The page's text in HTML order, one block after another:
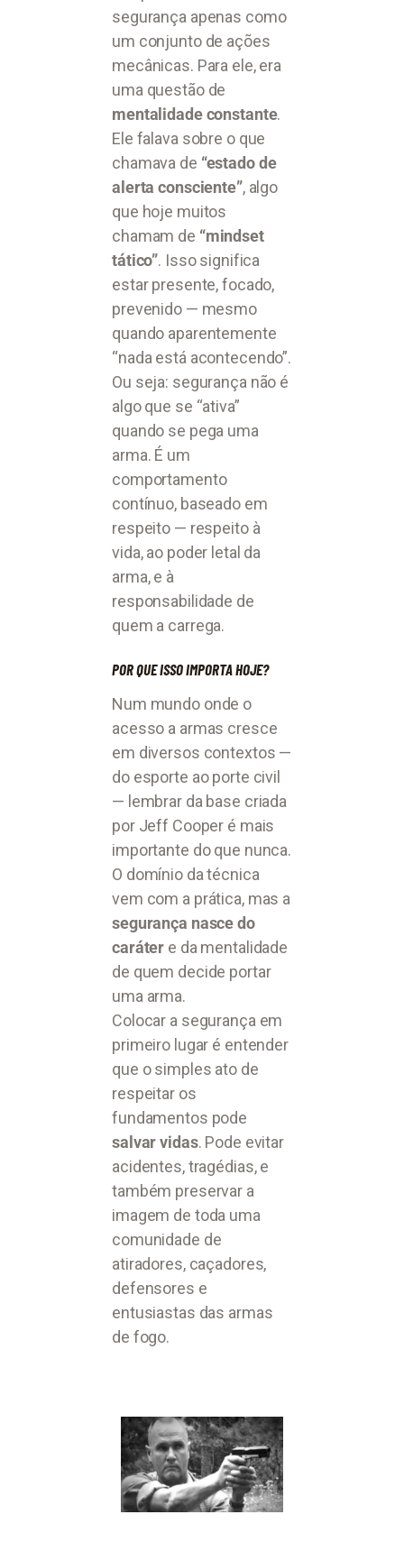
segurança apenas como
um conjunto de ações
mecânicas. Para ele, era
uma questão de
mentalidade constante.
Ele falava sobre o que
chamava de “estado de
alerta consciente”, algo
que hoje muitos
chamam de “mindset
tático”. Isso significa
estar presente, focado,
prevenido — mesmo
quando aparentemente
“nada está acontecendo”.
Ou seja: segurança não é
algo que se “ativa”
quando se pega uma
arma. É um
comportamento
contínuo, baseado em
respeito — respeito à
vida, ao poder letal da
arma, e à
responsabilidade de
quem a carrega.
POR QUE ISSO IMPORTA HOJE?
Num mundo onde o
acesso a armas cresce
em diversos contextos —
do esporte ao porte civil
— lembrar da base criada
por Jeff Cooper é mais
importante do que nunca.
O domínio da técnica
vem com a prática, mas a
segurança nasce do
caráter e da mentalidade
de quem decide portar
uma arma.
Colocar a segurança em
primeiro lugar é entender
que o simples ato de
respeitar os
fundamentos pode
salvar vidas. Pode evitar
acidentes, tragédias, e
também preservar a
imagem de toda uma
comunidade de
atiradores, caçadores,
defensores e
entusiastas das armas
de fogo.